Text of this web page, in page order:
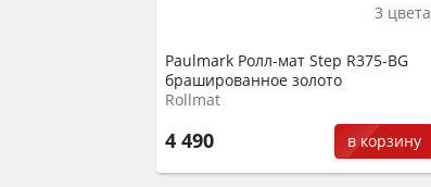
Paulmark Ролл-мат Step R375-BG
брашированное золото
Rollmat
4 490 в корзину
3 цвета